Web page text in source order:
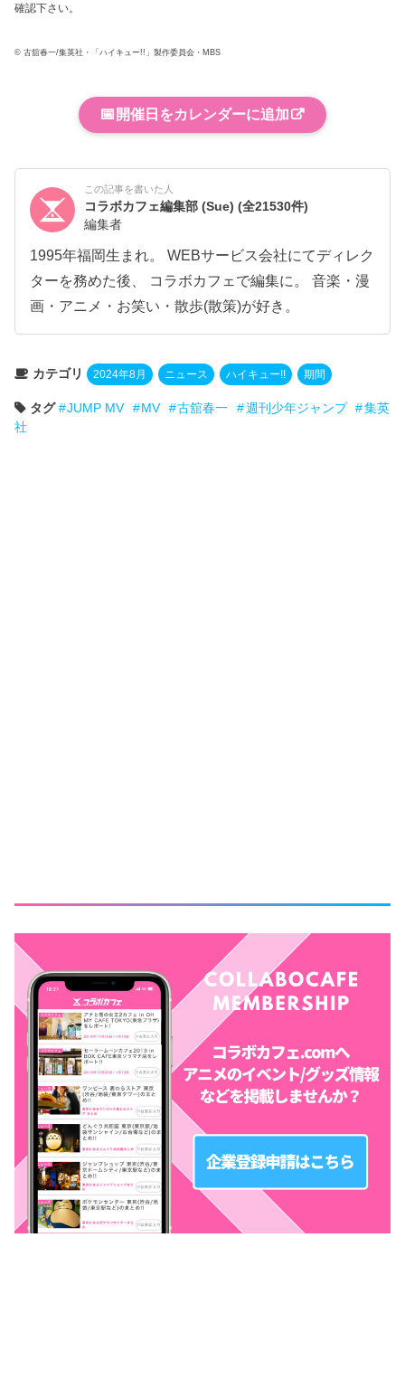
確認下さい。
© 古舘春一/集英社・「ハイキュー!!」製作委員会・MBS
📅 開催日をカレンダーに追加
この記事を書いた人
コラボカフェ編集部 (Sue)(全21530件)
編集者
1995年福岡生まれ。 WEBサービス会社にてディレク
ターを務めた後、 コラボカフェで編集に。 音楽・漫
画・アニメ・お笑い・散歩(散策)が好き。
カテゴリ 2024年8月 ニュース ハイキュー!! 期間
タグ JUMP MV MV 古舘春一 週刊少年ジャンプ
集英
社